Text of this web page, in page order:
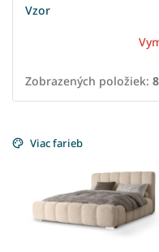
Vzor
Zobrazených položiek:
ý
Viac farieb